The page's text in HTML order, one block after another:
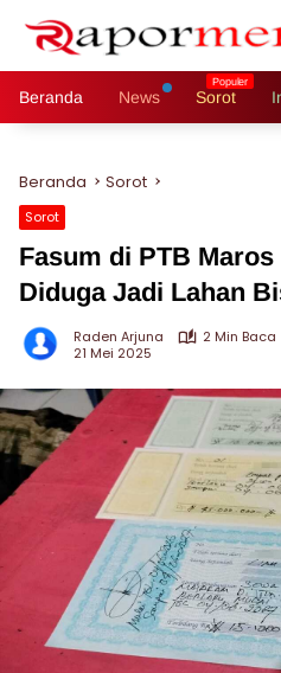
Beranda News Sorot
Beranda Sorot
Sorot
Fasum di PTB
Diduga Jadi Lahan
Raden Arjuna
2 Min Baca
21 Mei 2025